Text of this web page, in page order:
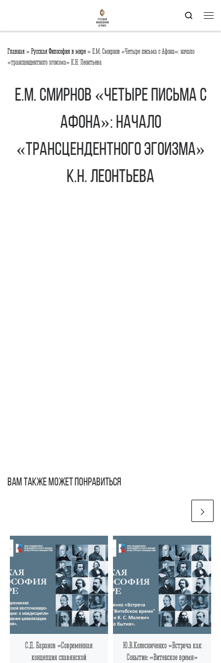
Search
Главная»Русская Философия в мире»Е.М. Смирнов «Четыре письма с Афона»: начало
«трансцендентного эгоизма» К.Н. Леонтьева
Е.М. Смирнов «Четыре письма с
Афона»: начало
«трансцендентного эгоизма»
К.Н. Леонтьева
ВАМ ТАКЖЕ МОЖЕТ ПОНРАВИТЬСЯ
С.Д. Баранов «Современная
концепция славянской
Ю.В.Колесниченко «Встреча как
Событие: «Витебское время»